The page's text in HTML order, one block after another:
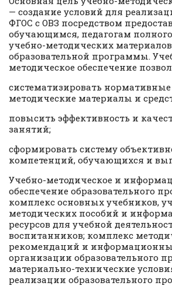
— создание условий для
ФГОС с ОВЗ посредством
обучающимся, педагогам
учебно-методических
образовательной программы.
методическое обеспечение
систематизировать
методические материалы и
повысить эффективность и
занятий;
сформировать систему
компетенций, обучающихся и
Учебно-методическое и
обеспечение образовательного
комплекс основных учебников,
методических пособий и
ресурсов для учебной
воспитанников; комплекс
рекомендаций и
организации образовательного
материально-технические
реализации образовательного